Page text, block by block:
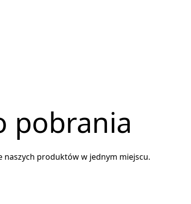
pobrania
naszych produktów w jednym miejscu.